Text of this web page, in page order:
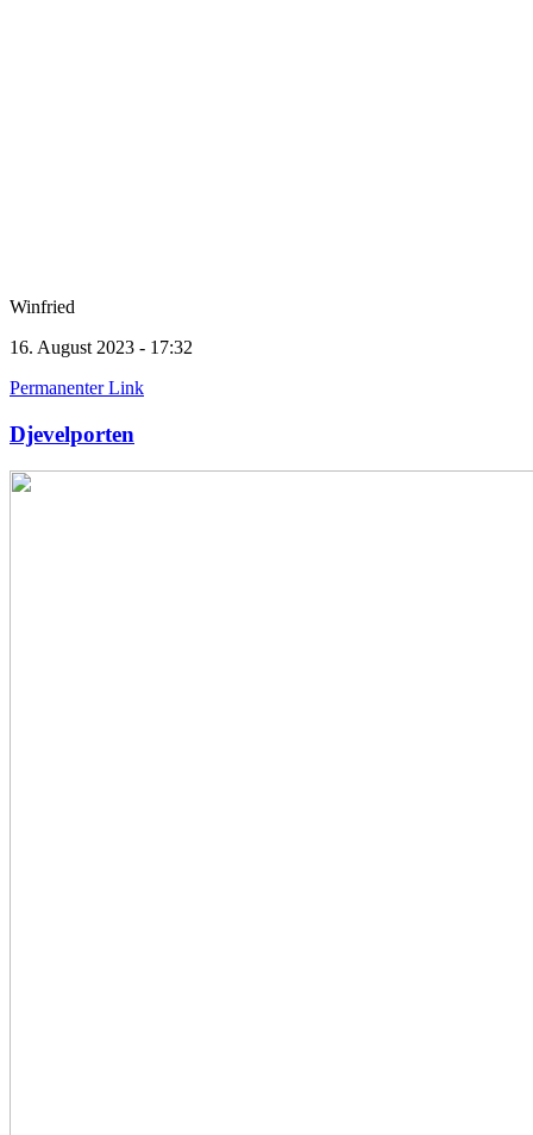
Winfried
16. August 2023 - 17:32
Permanenter Link
Djevelporten